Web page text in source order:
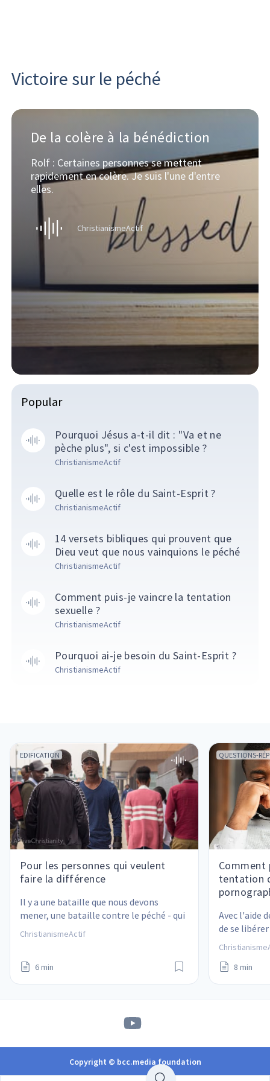
Victoire sur le péché
De la colère à la bénédiction
Rolf : Certaines personnes se mettent
rapidement en colère. Je suis l'une d'entre
elles.
ChristianismeActif
Popular
Pourquoi Jésus a-t-il dit : "Va et ne
pèche plus", si c'est impossible ?
ChristianismeActif
Quelle est le rôle du Saint-Esprit ?
ChristianismeActif
14 versets bibliques qui prouvent que
Dieu veut que nous vainquions le péché
ChristianismeActif
Comment puis-je vaincre la tentation
sexuelle ?
ChristianismeActif
Pourquoi ai-je besoin du Saint-Esprit ?
ChristianismeActif
EDIFICATION
Pour les personnes qui veulent
faire la différence
Il y a une bataille que nous devons
mener, une bataille contre le péché - qui
est la racine de toute souffrance.
ChristianismeActif
6 min
QUESTIONS-
Comment
tentation
Avec l'aide
de se
8 min
Copyright © bcc.media foundation